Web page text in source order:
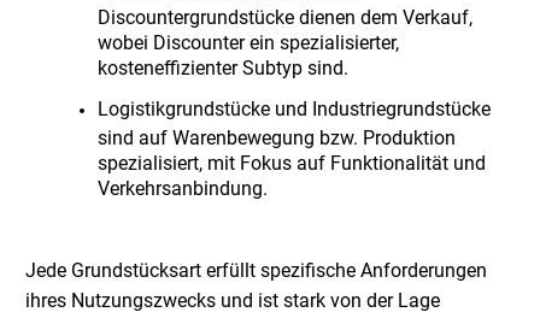
Discountergrundstücke dienen dem Verkauf,
wobei Discounter ein spezialisierter,
kosteneffizienter Subtyp sind.
Logistikgrundstücke und Industriegrundstücke
sind auf Warenbewegung bzw. Produktion
spezialisiert, mit Fokus auf Funktionalität und
Verkehrsanbindung.
Jede Grundstücksart erfüllt spezifische Anforderungen
ihres Nutzungszwecks und ist stark von der Lage